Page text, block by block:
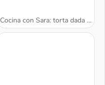
Cocina con Sara: torta dada vuelta